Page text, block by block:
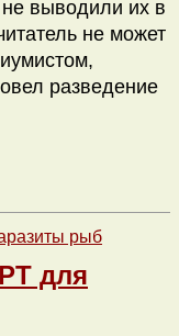
выводили их в
не может
разведение
рыб
для